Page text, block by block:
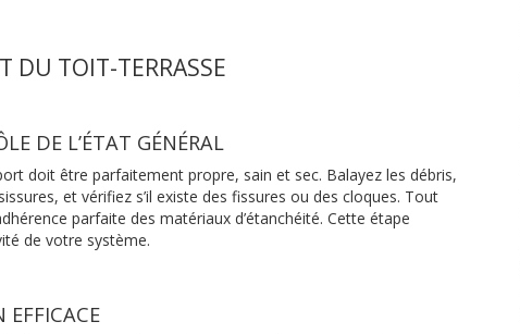
DU TOIT-TERRASSE
DE L’ÉTAT GÉNÉRAL
doit être parfaitement propre, sain et sec. Balayez les débris,
et vérifiez s’il existe des fissures ou des cloques. Tout
parfaite des matériaux d’étanchéité. Cette étape
de votre système.
EFFICACE